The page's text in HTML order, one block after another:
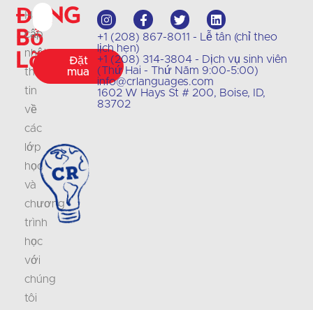
Đừng
bỏ
lỡ
Hãy
cập
nhật
thông
tin
về
các
lớp
học
và
chương
trình
học
với
chúng
tôi
Đặt
mua
+1 (208) 867-8011 - Lễ tân (chỉ theo
lịch hẹn)
+1 (208) 314-3804 - Dịch vụ sinh viên
(Thứ Hai - Thứ Năm 9:00-5:00)
info@crlanguages.com
1602 W Hays St # 200, Boise, ID,
83702